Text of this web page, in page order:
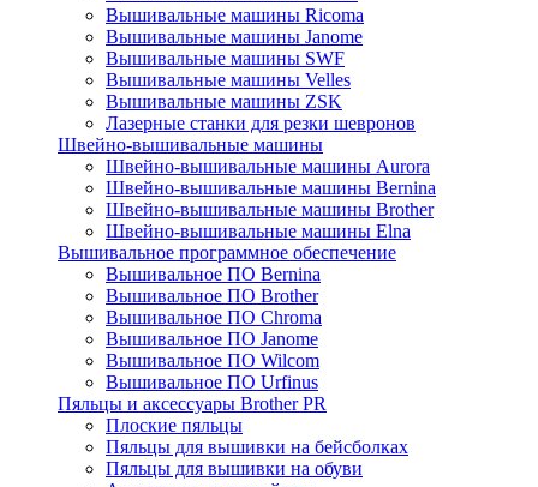
Вышивальные машины Ricoma
Вышивальные машины Janome
Вышивальные машины SWF
Вышивальные машины Velles
Вышивальные машины ZSK
Лазерные станки для резки шевронов
Швейно-вышивальные машины
Швейно-вышивальные машины Aurora
Швейно-вышивальные машины Bernina
Швейно-вышивальные машины Brother
Швейно-вышивальные машины Elna
Вышивальное программное обеспечение
Вышивальное ПО Bernina
Вышивальное ПО Brother
Вышивальное ПО Chroma
Вышивальное ПО Janome
Вышивальное ПО Wilcom
Вышивальное ПО Urfinus
Пяльцы и аксессуары Brother PR
Плоские пяльцы
Пяльцы для вышивки на бейсболках
Пяльцы для вышивки на обуви